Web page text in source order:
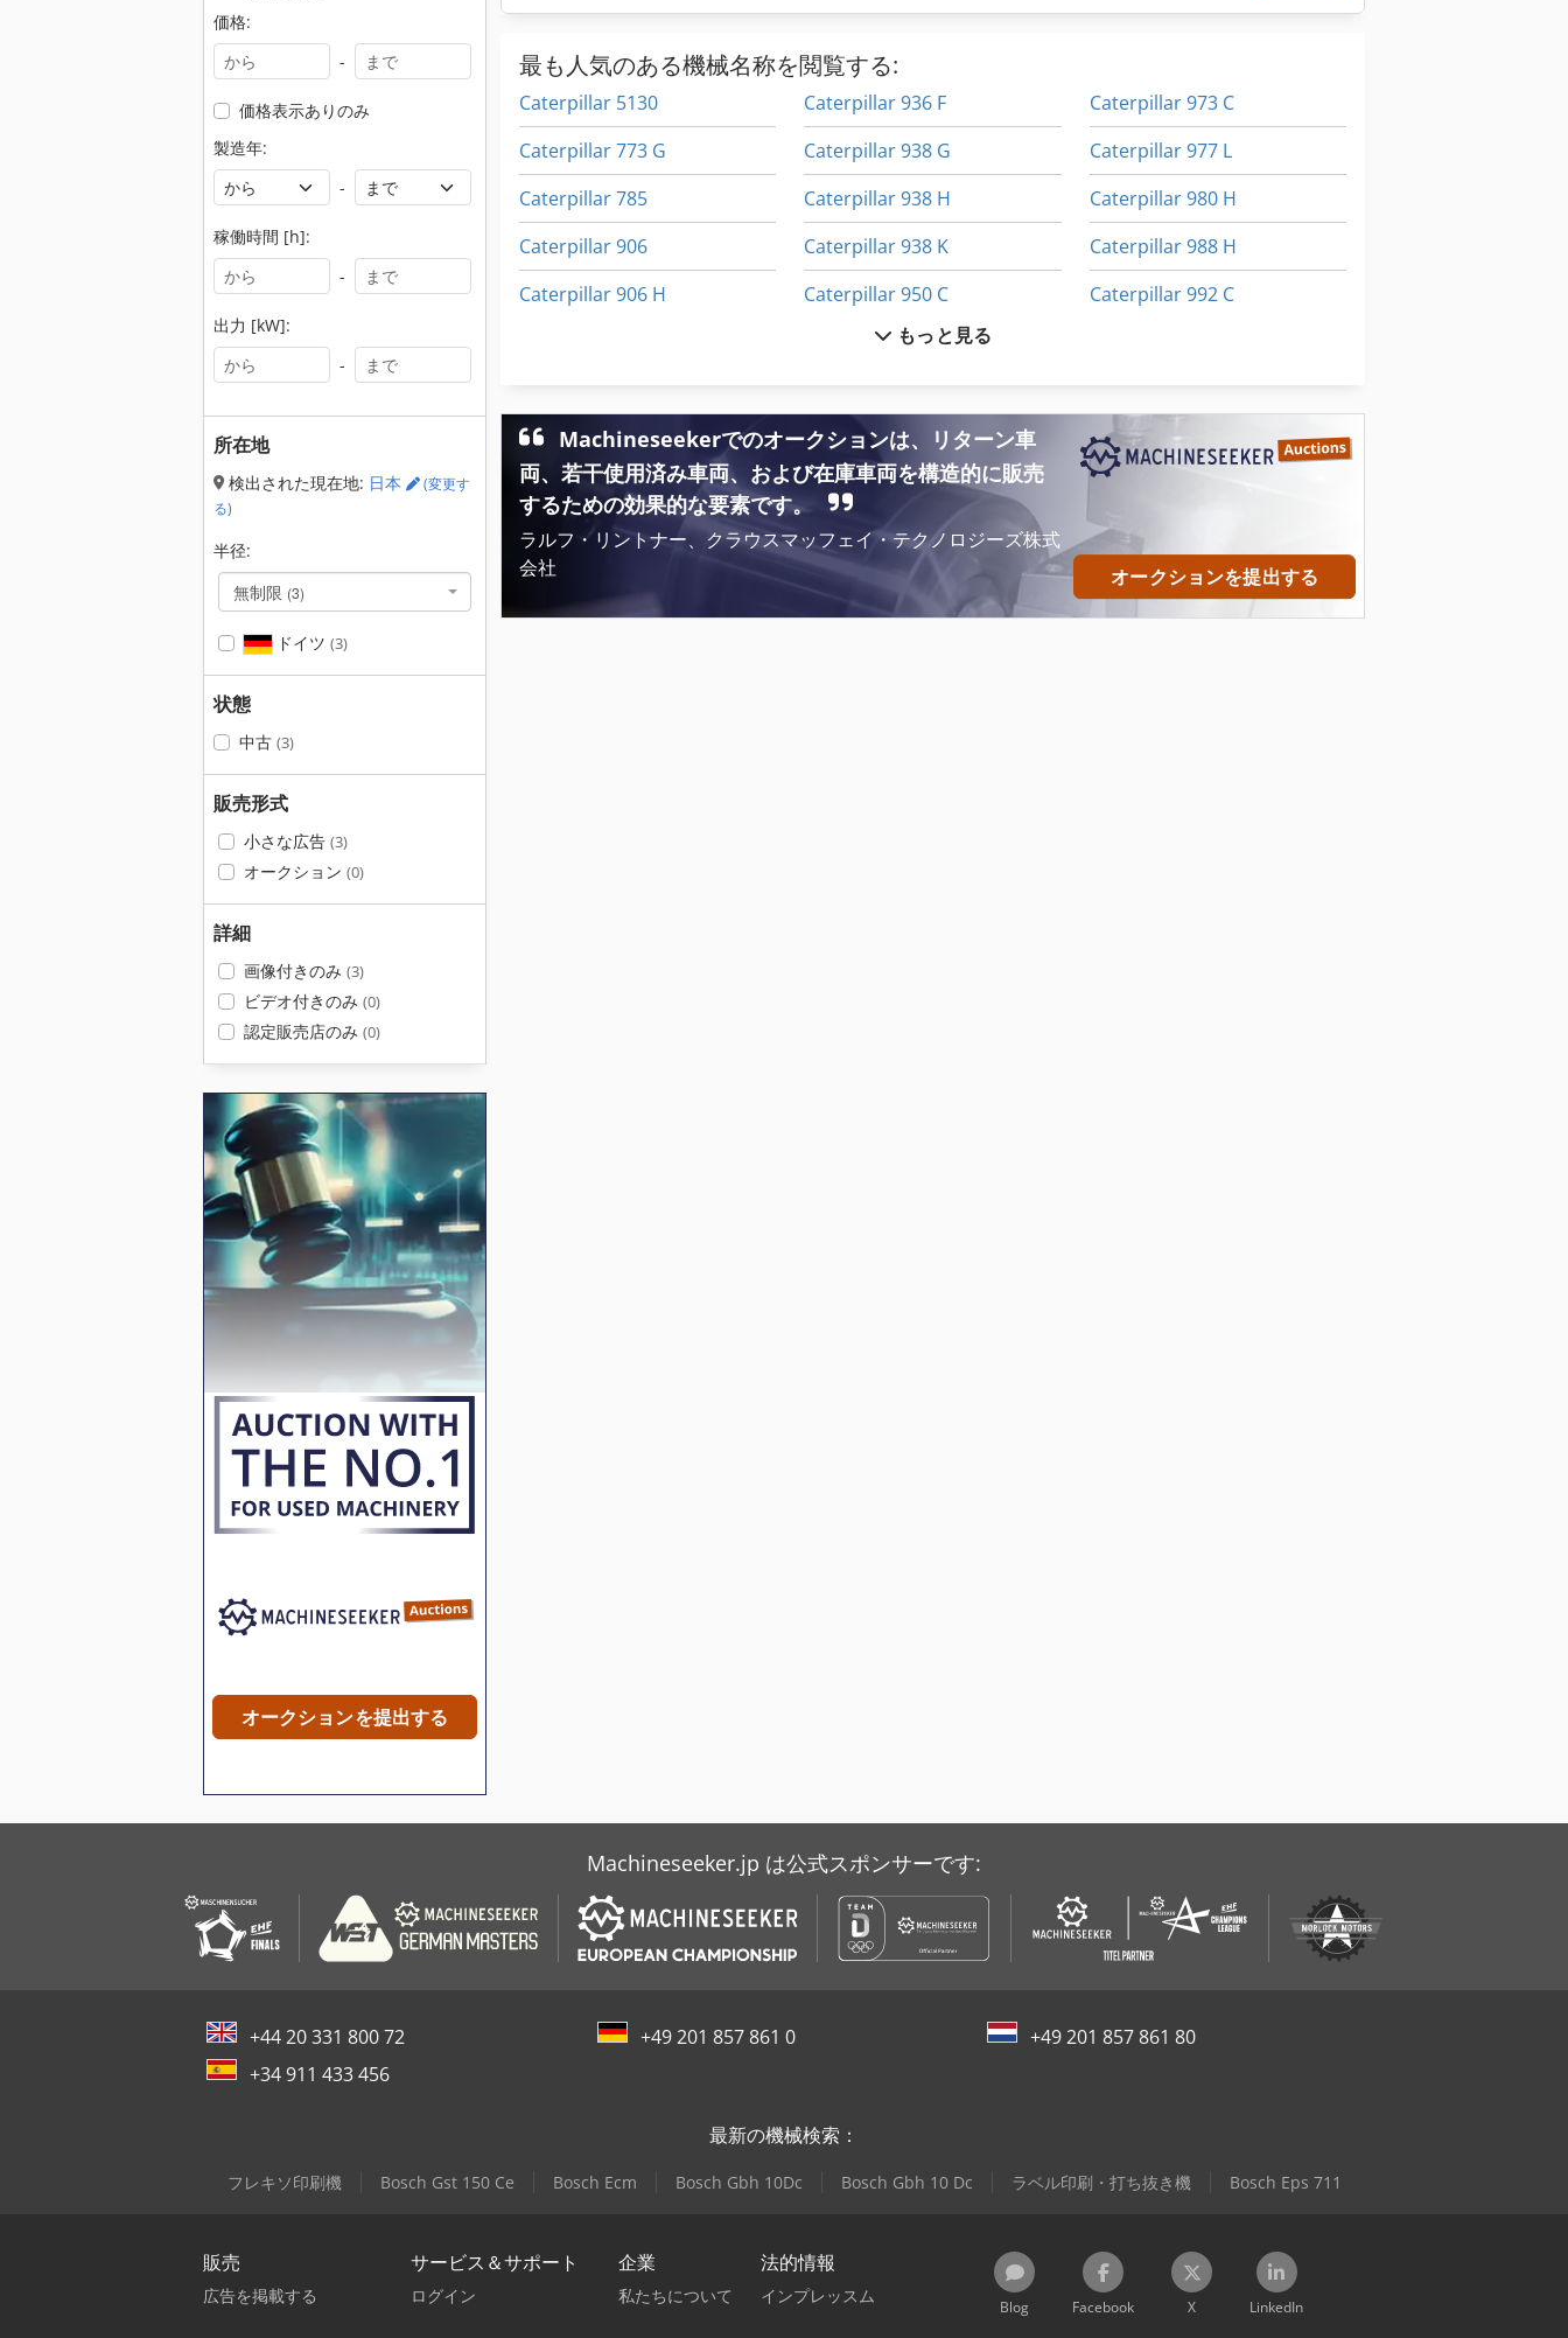
価格:
-
価格表示ありのみ
製造年:
-
稼働時間 [h]:
-
出力 [kW]:
-
所在地
検出された現在地: 日本
(変更す
る)
半径:
無制限 (3)
ドイツ (3)
状態
中古 (3)
販売形式
小さな広告 (3)
オークション (0)
詳細
画像付きのみ (3)
ビデオ付きのみ (0)
認定販売店のみ (0)
オークションを提出する
最も人気のある機械名称を閲覧する:
Caterpillar 5130
Caterpillar 773 G
Caterpillar 785
Caterpillar 906
Caterpillar 906 H
Caterpillar 928 G
Caterpillar 930
Caterpillar 936 F
Caterpillar 938 G
Caterpillar 938 H
Caterpillar 938 K
Caterpillar 950 C
Caterpillar 953 B
Caterpillar 962 K
Caterpillar 966
Caterpillar 973 C
Caterpillar 977 L
Caterpillar 980 H
Caterpillar 988 H
Caterpillar 992 C
もっと見る
Machineseekerでのオークションは、リターン車
両、若干使用済み車両、および在庫車両を構造的に販売
するための効果的な要素です。
ラルフ・リントナー、クラウスマッフェイ・テクノロジーズ株式
会社
オークションを提出する
Machineseeker.jp は公式スポンサーです:
+44 20 331 800 72 +49 201 857 861 0
+49 201 857 861 80
+34 911 433 456
最新の機械検索：
フレキソ印刷機 Bosch Gst 150 Ce Bosch Ecm Bosch Gbh 10Dc Bosch Gbh 10 Dc ラベル印刷・打ち抜き機 Bosch Eps 711
販売
広告を掲載する
サービス＆サポート
ログイン
企業
私たちについて
法的情報
インプレッスム
Blog Facebook X LinkedIn